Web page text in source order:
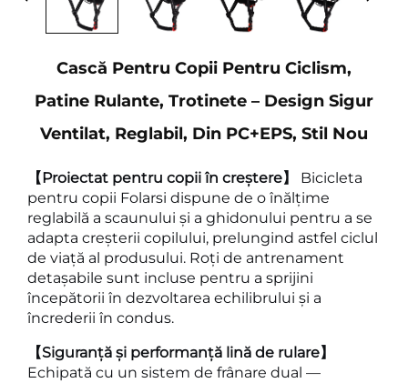
Cască Pentru Copii Pentru Ciclism,
Patine Rulante, Trotinete – Design Sigur
Ventilat, Reglabil, Din PC+EPS, Stil Nou
【Proiectat pentru copii în creștere】 Bicicleta
pentru copii Folarsi dispune de o înălțime
reglabilă a scaunului și a ghidonului pentru a se
adapta creșterii copilului, prelungind astfel ciclul
de viață al produsului. Roți de antrenament
detașabile sunt incluse pentru a sprijini
începătorii în dezvoltarea echilibrului și a
încrederii în condus.
【Siguranță și performanță lină de rulare】
Echipată cu un sistem de frânare dual —